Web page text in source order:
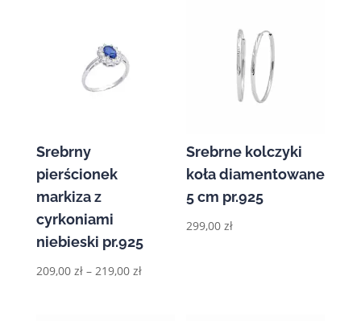
Srebrny
pierścionek
markiza z
cyrkoniami
niebieski pr.925
209,00 zł – 219,00 złZakres
Srebrne kolczyki
koła diamentowane
5 cm pr.925
299,00zł